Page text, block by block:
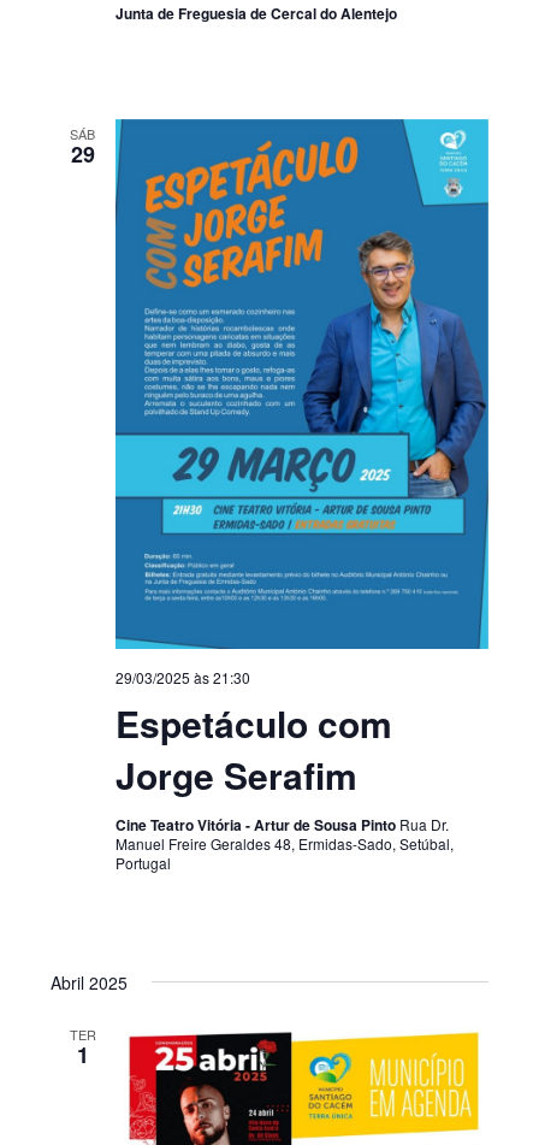
Junta de Freguesia de Cercal do Alentejo
SÁB
29
Espetáculo com
Jorge Serafim
29/03/2025 às 21:30
Cine Teatro Vitória - Artur de Sousa Pinto Rua Dr.
Manuel Freire Geraldes 48, Ermidas-Sado, Setúbal,
Portugal
Abril 2025
TER
1